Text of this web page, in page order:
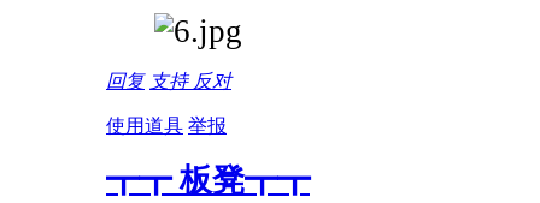
回复 支持 反对
使用道具 举报
┳┳ 板凳┳┳